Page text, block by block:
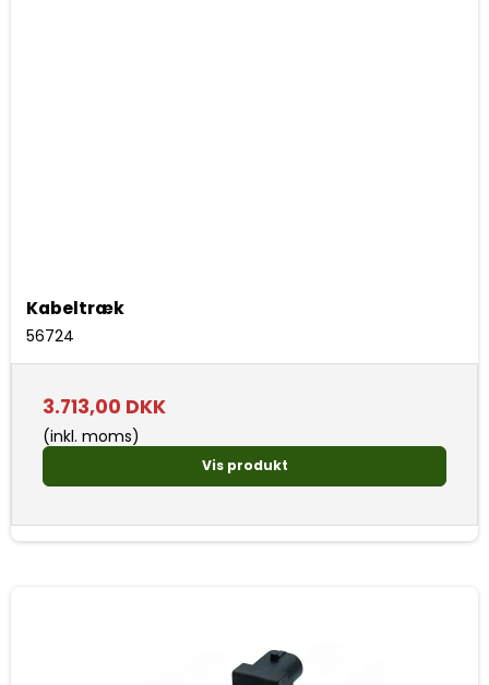
Kabeltræk
56724
3.713,00 DKK
(inkl. moms)
Vis produkt